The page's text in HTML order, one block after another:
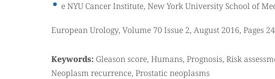
e NYU Cancer Institute, New York University School of
European Urology, Volume 70 Issue 2, August 2016, Pages
Keywords: Gleason score, Humans, Prognosis, Risk
Neoplasm recurrence, Prostatic neoplasms